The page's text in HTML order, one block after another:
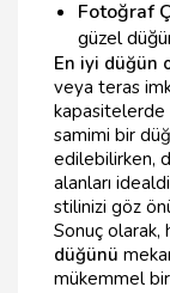
Fotoğraf
güzel
En iyi düğün
veya teras
kapasitelerde
samimi bir
edilebilirken,
alanları
stilinizi göz
Sonuç olarak,
düğünü
mükemmel